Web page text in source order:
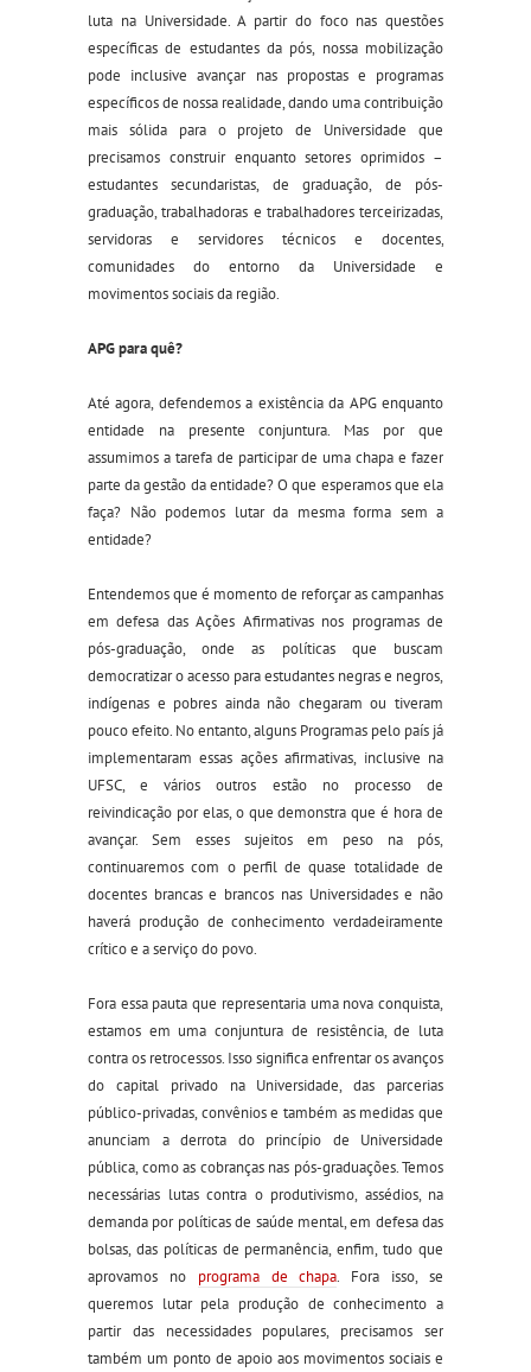
luta na Universidade. A partir do foco nas questões
específicas de estudantes da pós, nossa mobilização
pode inclusive avançar nas propostas e programas
específicos de nossa realidade, dando uma contribuição
mais sólida para o projeto de Universidade que
precisamos construir enquanto setores oprimidos –
estudantes secundaristas, de graduação, de pós-
graduação, trabalhadoras e trabalhadoresterceirizadas,
servidoras e servidores técnicos e docentes,
comunidades do entorno da Universidade e
movimentos sociais da região.
APG para quê?
Até agora, defendemos a existência da APG enquanto
entidade na presente conjuntura. Mas por que
assumimos a tarefa de participar de uma chapa e fazer
parte da gestão da entidade? O que esperamos que ela
faça? Não podemos lutar da mesma forma sem a
entidade?
Entendemos que é momento de reforçaras campanhas
em defesa dasAções Afirmativas nos programas de
pós-graduação, onde as políticas que buscam
democratizar o acesso para estudantes negras e negros,
indígenas e pobres ainda não chegaram ou tiveram
pouco efeito. No entanto, alguns Programas pelo país já
implementaram essas ações afirmativas, inclusive na
UFSC, e vários outros estão no processo de
reivindicação por elas, o que demonstra que é hora de
avançar. Sem esses sujeitos em peso na pós,
continuaremos com o perfil de quase totalidade de
docentes brancase brancos nas Universidades e não
haverá produção de conhecimento verdadeiramente
crítico e a serviço do povo.
Fora essa pauta que representaria uma nova conquista,
estamos em uma conjuntura de resistência, de luta
contra os retrocessos. Isso significa enfrentar os avanços
do capital privado na Universidade, das parcerias
público-privadas, convênios e também as medidas que
anunciam a derrota do princípio de Universidade
pública, como as cobranças nas pós-graduações. Temos
necessárias lutas contra o produtivismo, assédios, na
demanda por políticas de saúde mental, em defesa das
bolsas, das políticas de permanência, enfim, tudo que
aprovamos no programa de chapa. Fora isso, se
queremos lutar pela produção de conhecimento a
partir das necessidades populares, precisamos ser
também um ponto de apoio aos movimentos sociais e